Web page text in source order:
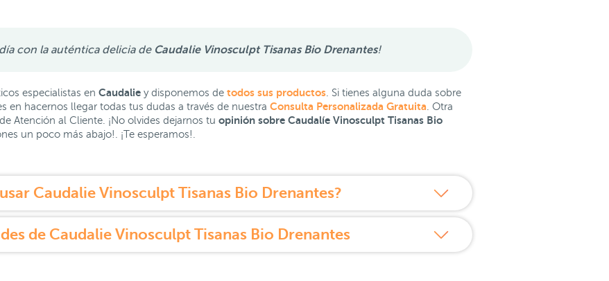
con la auténtica delicia de Caudalie Vinosculpt Tisanas Bio Drenantes!
especialistas en Caudalie y disponemos de todos sus productos . Si tienes alguna duda sobre
en hacernos llegar todas tus dudas a través de nuestra Consulta Personalizada Gratuita . Otra
Atención al Cliente. ¡No olvides dejarnos tu opinión sobre Caudalíe Vinosculpt Tisanas Bio
un poco más abajo!. ¡Te esperamos!.
Caudalie Vinosculpt Tisanas Bio Drenantes?
de Caudalie Vinosculpt Tisanas Bio Drenantes